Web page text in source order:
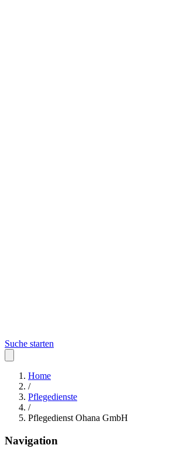
Suche starten
Home
/
Pflegedienste
/
Pflegedienst Ohana GmbH
Navigation